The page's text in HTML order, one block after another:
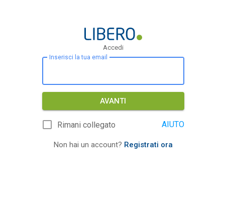
Accedi
Inserisci la tua email
AVANTI
Rimani collegato AIUTO
Non hai un account? Registrati ora